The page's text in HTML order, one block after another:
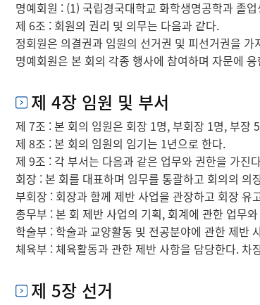
명예회원 : (1) 국립경국대학교 화학생명공학과 졸
제 6조 : 회원의 권리 및 의무는 다음과 같다.
정회원은 의결권과 임원의 선거권 및 피선거권을
명예회원은 본 회의 각종 행사에 참여하며 자문에
제 4장 임원 및 부서
제 7조 : 본 회의 임원은 회장 1명, 부회장 1명, 부장
제 8조 : 본 회의 임원의 임기는 1년으로 한다.
제 9조 : 각 부서는 다음과 같은 업무와 권한을 가진
회장 : 본 회를 대표하며 임무를 통괄하고 회의의 의
부회장 : 회장과 함께 제반 사업을 관장하고 회장 유
총무부 : 본 회 제반 사업의 기획, 회계에 관한 업무
학술부 : 학술과 교양활동 및 전공분야에 관한 제반
체육부 : 체육활동과 관한 제반 사항을 담당한다. 차
제 5장 선거